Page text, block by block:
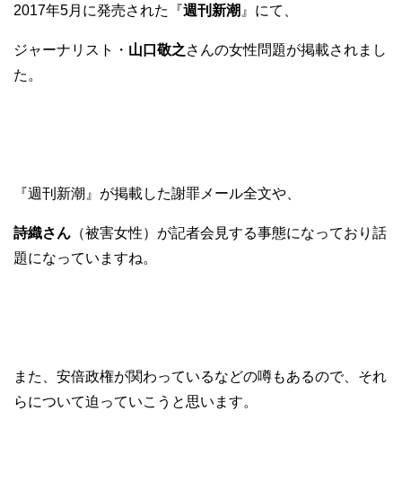
2017年5月に発売された『週刊新潮 』にて、
ジャーナリスト・ 山口敬之さんの女性問題が掲載されまし
た。
『週刊新潮』が掲載した謝罪メール全文や、
詩織さん （被害女性）が記者会見する事態になっており話
題になっていますね。
また、安倍政権が関わっているなどの噂もあるので、それ
らについて迫っていこうと思います。